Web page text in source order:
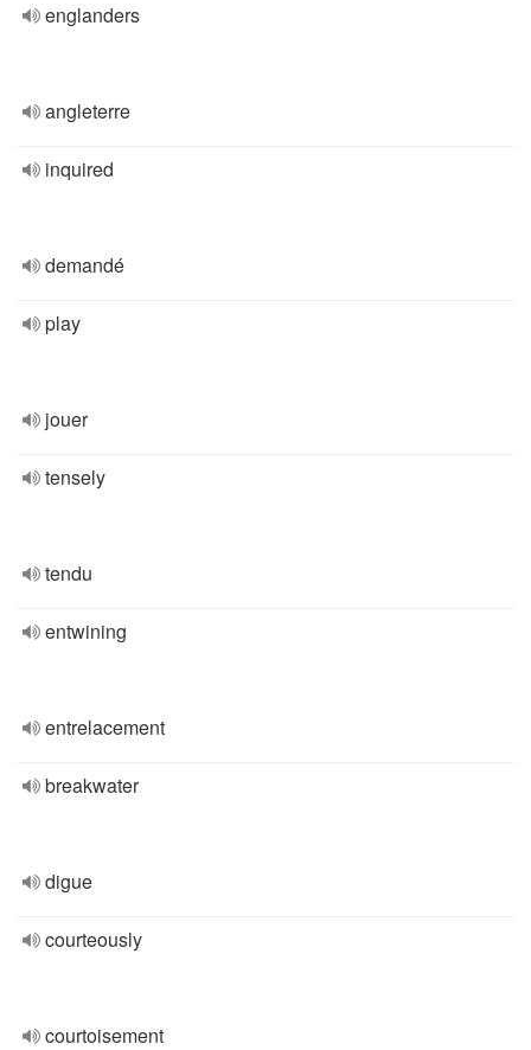
englanders
angleterre
inquired
demandé
play
jouer
tensely
tendu
entwining
entrelacement
breakwater
digue
courteously
courtoisement